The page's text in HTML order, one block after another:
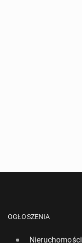
OGŁOSZENIA
Nieruchomości